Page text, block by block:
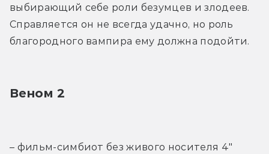
выбирающий себе роли безумцев и злодеев.
Справляется он не всегда удачно, но роль
благородного вампира ему должна подойти.
Веном 2
– фильм-симбиот без живого носителя 4"